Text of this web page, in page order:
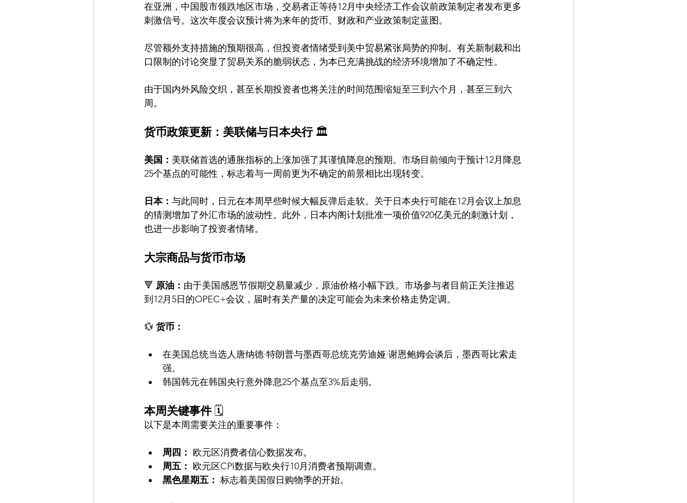
在亚洲，中国股市领跌地区市场，交易者正等待12月中央经济工作会议前政策制定者发布更多
刺激信号。这次年度会议预计将为来年的货币、财政和产业政策制定蓝图。
尽管额外支持措施的预期很高，但投资者情绪受到美中贸易紧张局势的抑制。有关新制裁和出
口限制的讨论突显了贸易关系的脆弱状态，为本已充满挑战的经济环境增加了不确定性。
由于国内外风险交织，甚至长期投资者也将关注的时间范围缩短至三到六个月，甚至三到六
周。
货币政策更新：美联储与日本央行 🏛️
美国： 美联储首选的通胀指标的上涨加强了其谨慎降息的预期。市场目前倾向于预计12月降息
25个基点的可能性，标志着与一周前更为不确定的前景相比出现转变。
日本： 与此同时，日元在本周早些时候大幅反弹后走软。关于日本央行可能在12月会议上加息
的猜测增加了外汇市场的波动性。此外，日本内阁计划批准一项价值920亿美元的刺激计划，
也进一步影响了投资者情绪。
大宗商品与货币市场
🔻 原油： 由于美国感恩节假期交易量减少，原油价格小幅下跌。市场参与者目前正关注推迟
到12月5日的OPEC+会议，届时有关产量的决定可能会为未来价格走势定调。
💱 货币：
在美国总统当选人唐纳德·特朗普与墨西哥总统克劳迪娅·谢恩鲍姆会谈后，墨西哥比索走
强。
韩国韩元在韩国央行意外降息25个基点至3%后走弱。
本周关键事件 🗓️
以下是本周需要关注的重要事件：
周四： 欧元区消费者信心数据发布。
周五： 欧元区CPI数据与欧央行10月消费者预期调查。
黑色星期五： 标志着美国假日购物季的开始。